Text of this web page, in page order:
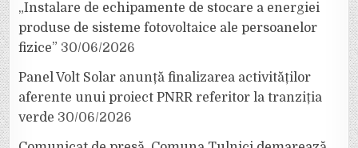
„Instalare de echipamente de stocare a energiei
produse de sisteme fotovoltaice ale persoanelor
fizice” 30/06/2026
Panel Volt Solar anunță finalizarea activităților
aferente unui proiect PNRR referitor la tranziția
verde 30/06/2026